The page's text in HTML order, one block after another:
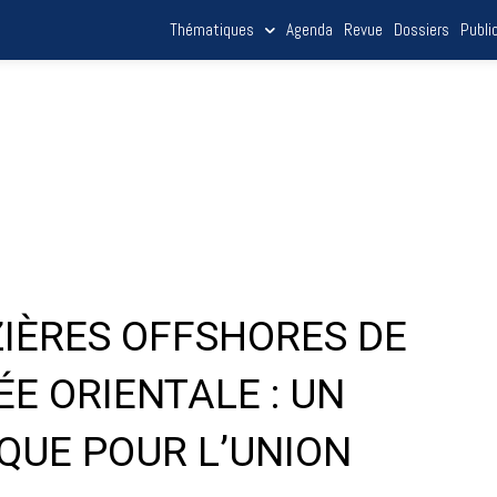
Thématiques Agenda Revue Dossiers
OFFSHORES DE
ORIENTALE : UN
POUR L’UNION